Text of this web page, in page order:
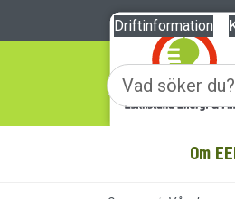
Till sidans huvudinnehåll
Om
Driftinformation